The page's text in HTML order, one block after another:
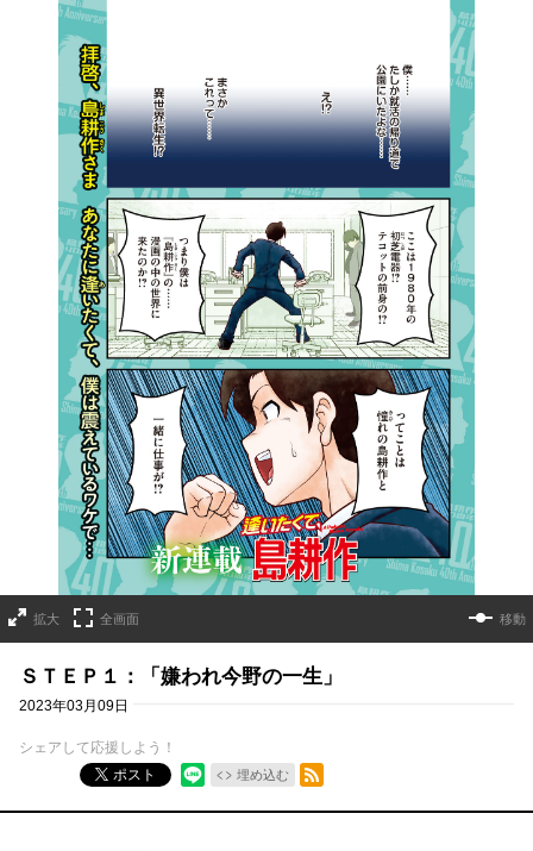
拡大 全画面 移動
ＳＴＥＰ１：「嫌われ今野の一生」
2023年03月09日
シェアして応援しよう！
ポスト
埋め込む
RSSフィード